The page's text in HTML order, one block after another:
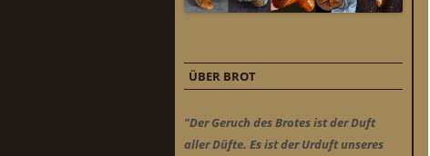
ÜBER BROT
"Der Geruch des Brotes ist der Duft
aller Düfte. Es ist der Urduft unseres